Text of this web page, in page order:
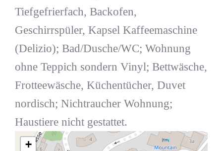
Tiefgefrierfach, Backofen,
Geschirrspüler, Kapsel Kaffeemaschine
(Delizio); Bad/Dusche/WC; Wohnung
ohne Teppich sondern Vinyl; Bettwäsche,
Frotteewäsche, Küchentücher, Duvet
nordisch; Nichtraucher Wohnung;
Haustiere nicht gestattet.
+